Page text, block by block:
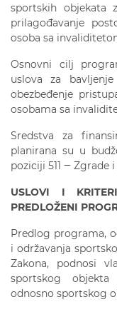
sportskih objekata
prilagođavanje
osoba sa
Osnovni cilj
uslova za
obezbeđenje
osobama sa
Sredstva za
planirana su u
poziciji 511 ‒ Zgrade
USLOVI I
PREDLOŽENI
Predlog programa,
i održavanja
Zakona, podnosi
sportskog
odnosno sportskog